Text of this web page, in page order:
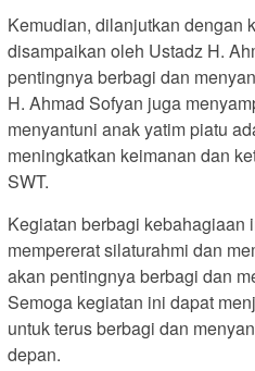
Kemudian, dilanjutkan dengan
disampaikan oleh Ustadz H.
pentingnya berbagi dan
H. Ahmad Sofyan juga
menyantuni anak yatim piatu
meningkatkan keimanan dan
SWT.
Kegiatan berbagi kebahagiaan
mempererat silaturahmi dan
akan pentingnya berbagi dan
Semoga kegiatan ini dapat
untuk terus berbagi dan
depan.